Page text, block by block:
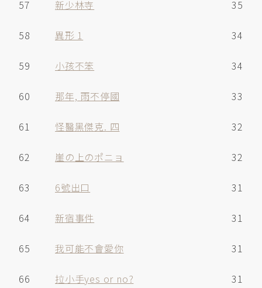
57 新少林寺 35
58 異形 1 34
59 小孩不笨 34
60 那年, 雨不停國 33
61 怪醫黑傑克. 四 32
62 崖の上のポニョ 32
63 6號出口 31
64 新宿事件 31
65 我可能不會愛你 31
66 拉小手yes or no? 31